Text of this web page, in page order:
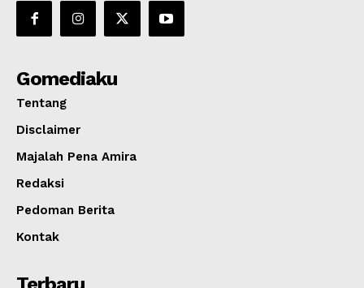
Gomediaku
Tentang
Disclaimer
Majalah Pena Amira
Redaksi
Pedoman Berita
Kontak